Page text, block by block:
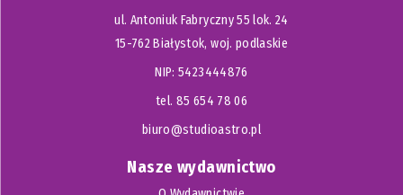
ul. Antoniuk Fabryczny 55 lok. 24
15-762 Białystok, woj. podlaskie
NIP: 5423444876
tel. 85 654 78 06
biuro@studioastro.pl
Nasze wydawnictwo